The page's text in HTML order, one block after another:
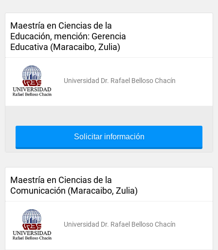
Maestría en Ciencias de la
Educación, mención: Gerencia
Educativa (Maracaibo, Zulia)
Universidad Dr. Rafael Belloso Chacín
Solicitar información
Maestría en Ciencias de la
Comunicación (Maracaibo, Zulia)
Universidad Dr. Rafael Belloso Chacín